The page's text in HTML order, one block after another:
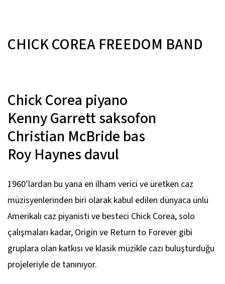
CHICK COREA FREEDOM BAND
Chick Corea piyano
Kenny Garrettsaksofon
Christian McBride bas
Roy Haynesdavul
1960’lardan bu yana en ilham verici ve üretken caz
müzisyenlerinden biri olarak kabul edilen dünyaca ünlü
Amerikalı caz piyanisti ve besteci Chick Corea, solo
çalışmaları kadar, Origin ve Return to Forever gibi
gruplara olan katkısı ve klasik müzikle cazı buluşturduğu
projeleriyle de tanınıyor.